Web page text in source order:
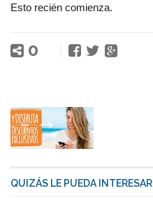
Esto recién comienza.
0
QUIZÁS LE PUEDA INTERESAR